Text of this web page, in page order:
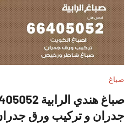
صباغ
جدران و تركيب ورق